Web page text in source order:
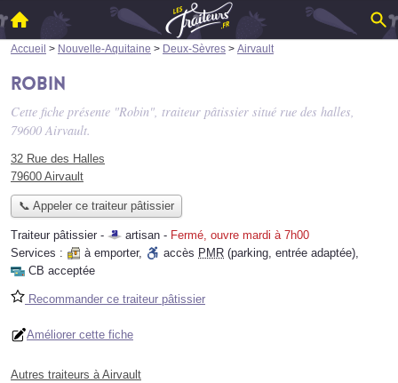
Accueil > Nouvelle-Aquitaine > Deux-Sèvres > Airvault
Robin
Cette fiche présente "Robin", traiteur pâtissier situé rue des halles,
79600 Airvault.
32 Rue des Halles
79600 Airvault
📞 Appeler ce traiteur pâtissier
Traiteur pâtissier - artisan - Fermé, ouvre mardi à 7h00
Services :
à emporter, accès PMR (parking, entrée adaptée),
CB acceptée
Recommander ce traiteur pâtissier
Améliorer cette fiche
Autres traiteurs à Airvault